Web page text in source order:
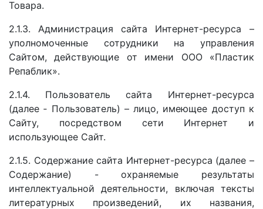
Товара.
2.1.3.
Администрация сайта
Интернет-ресурса –
уполномоченные сотрудники на управления
Сайтом, действующие от имени ООО «Пластик
Репаблик».
2.1.4.
Пользователь сайта Интернет-ресурса
(далее ‑ Пользователь) – лицо, имеющее доступ к
Сайту, посредством сети Интернет и
использующее Сайт.
2.1.5. Содержание сайта Интернет-ресурса (далее –
Содержание) - охраняемые результаты
интеллектуальной деятельности, включая тексты
литературных произведений, их названия,